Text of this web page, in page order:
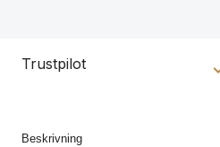
Trustpilot
Beskrivning